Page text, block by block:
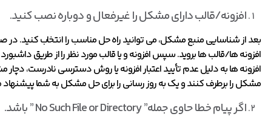
افزونه/قالب دارای مشکل را غیرفعال و دوباره نصب کنید.
بعد از شناسایی منبع مشکل، می توانید راه حل مناسب را انتخاب کنید.
افزونه ها/قالب ها بروید. سپس افزونه و یا قالب مورد نظر را از طریق
افزونه ها به دلیل عدم تأیید اعتبار افزونه یا روش دسترسی نادرست،
مشکل را برطرف کنند و یک به روز رسانی را برای حل مشکل به شما
اگر پیام خطا حاوی جمله” No Such File or Directory ” باشد.